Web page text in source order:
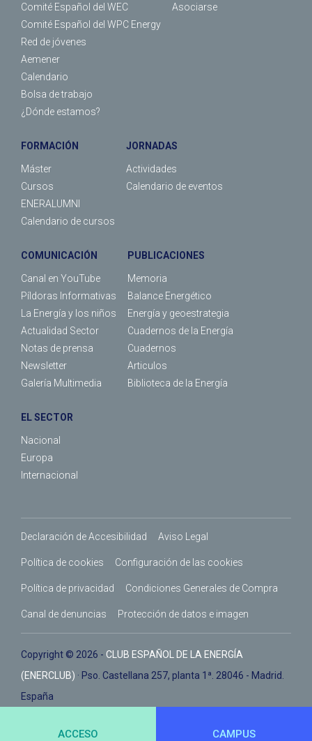
Comité Español del WEC
Comité Español del WPC Energy
Red de jóvenes
Aemener
Calendario
Bolsa de trabajo
¿Dónde estamos?
Asociarse
FORMACIÓN
Máster
Cursos
ENERALUMNI
Calendario de cursos
JORNADAS
Actividades
Calendario de eventos
COMUNICACIÓN
Canal en YouTube
Píldoras Informativas
La Energía y los niños
Actualidad Sector
Notas de prensa
Newsletter
Galería Multimedia
PUBLICACIONES
Memoria
Balance Energético
Energía y geoestrategia
Cuadernos de la Energía
Cuadernos
Articulos
Biblioteca de la Energía
EL SECTOR
Nacional
Europa
Internacional
Declaración de Accesibilidad Aviso Legal
Política de cookies Configuración de las cookies
Política de privacidad Condiciones Generales de Compra
Canal de denuncias Protección de datos e imagen
Copyright © 2026 - CLUB ESPAÑOL DE LA ENERGÍA
(ENERCLUB) · Pso. Castellana 257, planta 1ª. 28046 - Madrid.
España
ACCESO CAMPUS